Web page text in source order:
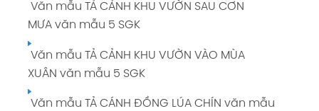
Văn mẫu TẢ CẢNH KHU VƯỜN SAU CƠN
MƯA văn mẫu 5 SGK
Văn mẫu TẢ CẢNH KHU VƯỜN VÀO MÙA
XUÂN văn mẫu 5 SGK
Văn mẫu TẢ CÁNH ĐỒNG LÚA CHÍN văn mẫu